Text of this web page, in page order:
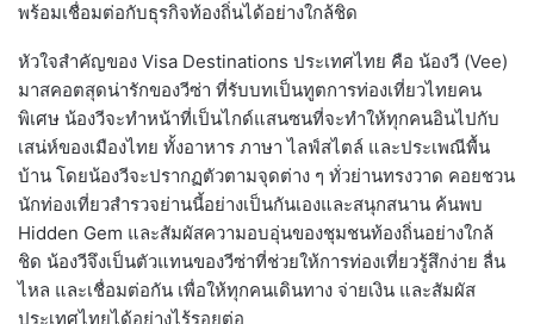
พร้อมเชื่อมต่อกับธุรกิจท้องถิ่นได้อย่างใกล้ชิด
หัวใจสำคัญของ Visa Destinations ประเทศไทย คือ น้องวี (Vee)
มาสคอตสุดน่ารักของวีซ่า ที่รับบทเป็นทูตการท่องเที่ยวไทยคน
พิเศษ น้องวีจะทำหน้าที่เป็นไกด์แสนซนที่จะทำให้ทุกคนอินไปกับ
เสน่ห์ของเมืองไทย ทั้งอาหาร ภาษา ไลฟ์สไตล์ และประเพณีพื้น
บ้าน โดยน้องวีจะปรากฏตัวตามจุดต่าง ๆ ทั่วย่านทรงวาด คอยชวน
นักท่องเที่ยวสำรวจย่านนี้อย่างเป็นกันเองและสนุกสนาน ค้นพบ
Hidden Gem และสัมผัสความอบอุ่นของชุมชนท้องถิ่นอย่างใกล้
ชิด น้องวีจึงเป็นตัวแทนของวีซ่าที่ช่วยให้การท่องเที่ยวรู้สึกง่าย ลื่น
ไหล และเชื่อมต่อกัน เพื่อให้ทุกคนเดินทาง จ่ายเงิน และสัมผัส
ประเทศไทยได้อย่างไร้รอยต่อ